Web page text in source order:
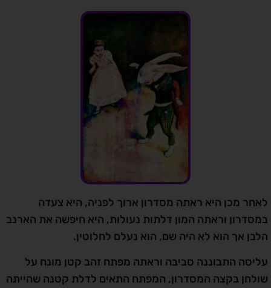
לאחר מכן היא ראתה מסדרון ארוך לפניה, היא צעדה
במסדרון וראתה המון דלתות נעולות, היא חיפשה את הארנב
הלבן אך הוא לא היה שם, הוא נעלם לחלוטין.
עליסה התבוננה סביבה וראתה מפתח זהב קטן מונח על
שולחן בקצה המסדרון, המפתח התאים לדלת קטנה שהייתה